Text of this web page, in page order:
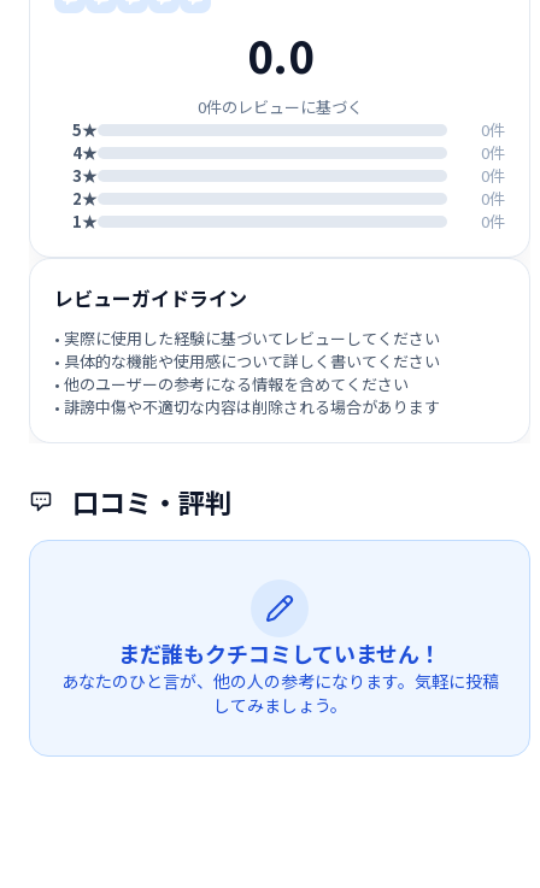
口コミ・評判
まだ誰もクチコミしていません！
あなたのひと言が、他の人の参考になります。気軽に投稿
してみましょう。
0.0
0件のレビューに基づく
5★
0件
4★
0件
3★
0件
2★
0件
1★
0件
レビューガイドライン
• 実際に使用した経験に基づいてレビューしてください
• 具体的な機能や使用感について詳しく書いてください
• 他のユーザーの参考になる情報を含めてください
• 誹謗中傷や不適切な内容は削除される場合があります